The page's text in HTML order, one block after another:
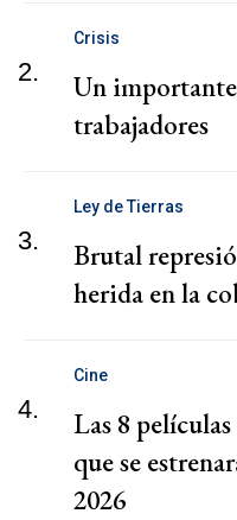
2.
Crisis
Un
trabajadores
3.
Ley de Tierras
Brutal
herida en la
4.
Cine
Las 8
que se
2026